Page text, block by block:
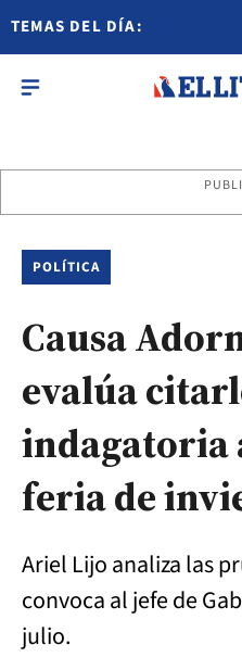
TEMAS DEL DÍA:
POLÍTICA
Causa
evalúa
indagatoria
feria de
Ariel Lijo analiza las
convoca al jefe de
julio.